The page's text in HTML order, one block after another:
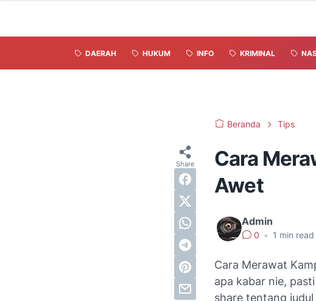
DAERAH HUKUM INFO KRIMINAL
Beranda Tips
Cara
Awet
Admin
0 • 1 min read
Cara Merawat
apa kabar nie,
share tentang